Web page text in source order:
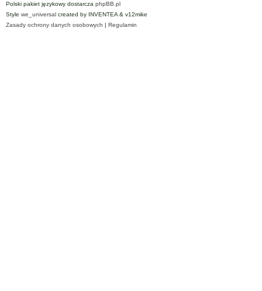
Polski pakiet językowy dostarcza phpBB.pl
Style we_universal created by INVENTEA & v12mike
Zasady ochrony danych osobowych | Regulamin